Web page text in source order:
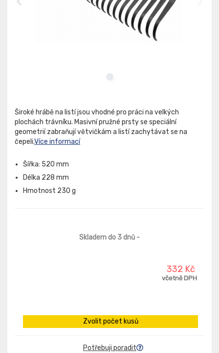
Široké hrábě na listí jsou vhodné pro práci na velkých
plochách trávníku. Masivní pružné prsty se speciální
geometrií zabraňují větvičkám a listí zachytávat se na
čepeli.Více informací
Šířka: 520 mm
Délka 228 mm
Hmotnost 230 g
Skladem do 3 dnů -
332 Kč
včetně DPH
Zvolit počet kusů
Potřebuji poradit